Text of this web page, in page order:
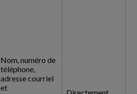
Nom, numéro de
téléphone,
adresse courriel
et
Directement